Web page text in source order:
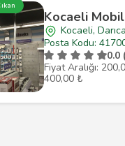
Kocaeli
Kocaeli, Darıca
Posta Kodu:
0.0
Fiyat Aralığı:
400,00 ₺